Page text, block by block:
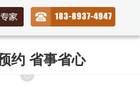
约 省事省心